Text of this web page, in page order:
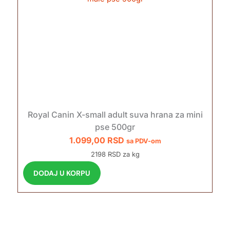
Royal Canin X-small adult suva hrana za mini
pse 500gr
1.099,00 RSD sa PDV-om
2198 RSD za kg
DODAJ U KORPU